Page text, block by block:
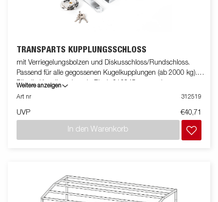
TRANSPARTS KUPPLUNGSSCHLOSS
mit Verriegelungsbolzen und Diskusschloss/Rundschloss.
Passend für alle gegossenen Kugelkupplungen (ab 2000 kg).
Für die Kugelkupplung in Blech 313945 verwenden.
Weitere anzeigen
Art nr
312519
UVP €40,71
In den Warenkorb